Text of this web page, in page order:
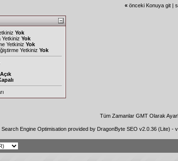
« önceki Konuya git|
Yok
Yetkiniz Yok
Yetkiniz Yok
Yetkiniz Yok
Açık
Tüm Zamanlar GMT Olarak
Search Engine Optimisation provided by DragonByte SEO v2.0.36 (Lite) -